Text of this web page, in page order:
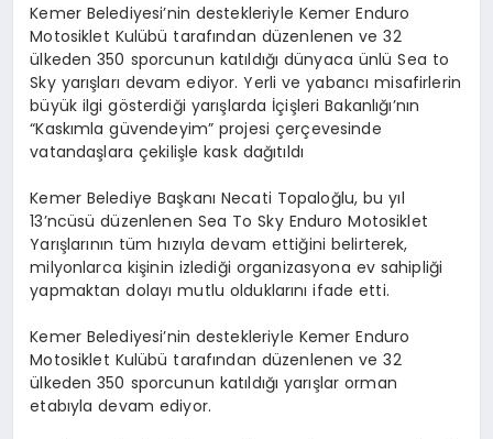
Kemer Belediyesi’nin destekleriyle Kemer Enduro
Motosiklet Kulübü tarafından düzenlenen ve 32
ülkeden 350 sporcunun katıldığı dünyaca ünlü Sea to
Sky yarışları devam ediyor. Yerli ve yabancı misafirlerin
büyük ilgi gösterdiği yarışlarda İçişleri Bakanlığı’nın
“Kaskımla güvendeyim” projesi çerçevesinde
vatandaşlara çekilişle kask dağıtıldı
Kemer Belediye Başkanı Necati Topaloğlu, bu yıl
13’ncüsü düzenlenen Sea To Sky Enduro Motosiklet
Yarışlarının tüm hızıyla devam ettiğini belirterek,
milyonlarca kişinin izlediği organizasyona ev sahipliği
yapmaktan dolayı mutlu olduklarını ifade etti.
Kemer Belediyesi’nin destekleriyle Kemer Enduro
Motosiklet Kulübü tarafından düzenlenen ve 32
ülkeden 350 sporcunun katıldığı yarışlar orman
etabıyla devam ediyor.